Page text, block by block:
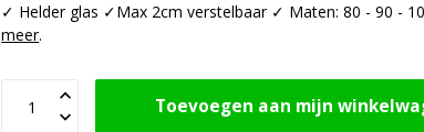
✓ Helder glas ✓Max 2cm verstelbaar ✓ Maten: 80 - 90 -
meer.
Toevoegen aan mijn